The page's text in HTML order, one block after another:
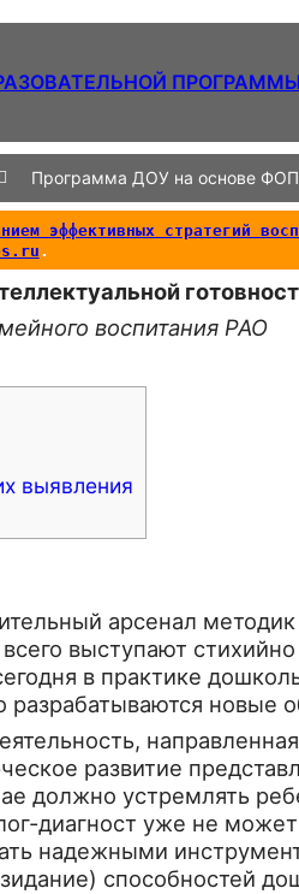
Программа ДОУ на основе
эффективных стратегий
.
воспитания РАО
выявления
арсенал
выступают
в практике
разрабатываются новые
развитие
должно устремлять
диагност уже не
на­дежными
способностей